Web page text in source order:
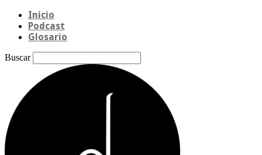
Inicio
Podcast
Glosario
Buscar